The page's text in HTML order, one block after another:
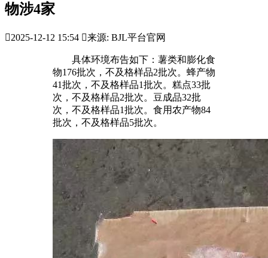
物涉4家
2025-12-12 15:54 来源: BJL平台官网
具体环境布告如下：薯类和膨化食
物176批次，不及格样品2批次。蜂产物
41批次，不及格样品1批次。糕点33批
次，不及格样品2批次。豆成品32批
次，不及格样品1批次。食用农产物84
批次，不及格样品5批次。